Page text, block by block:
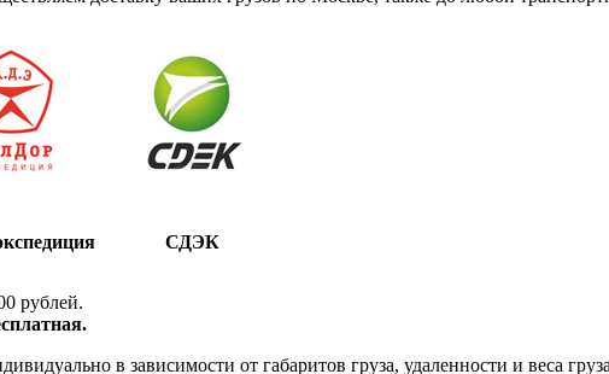
СДЭК
рублей.
в зависимости от габаритов груза, удаленности и веса